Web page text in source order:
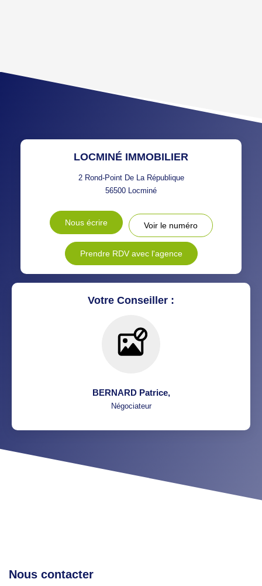
TAUX DE PROPRIÉTAIRES
PART DES MÉNAGES SANS
DISTANCE DE L'AÉROPORT :
LOCMINÉ IMMOBILIER
2 Rond-Point De La République
56500 Locminé
Nous écrire Voir le numéro
Prendre RDV avec l'agence
Votre Conseiller :
BERNARD Patrice,
Négociateur
Nous contacter